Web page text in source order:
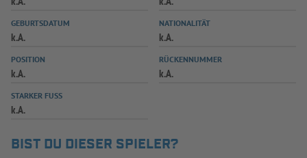
SPIELPLUS
GEBURTSDATUM
k.A.
NATIONALITÄT
k.A.
POSITION
k.A.
RÜCKENNUMMER
k.A.
STARKER FUSS
k.A.
BIST DU DIESER SPIELER?